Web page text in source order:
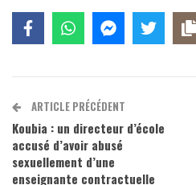
ARTICLE PRÉCÉDENT
Koubia : un directeur d’école
accusé d’avoir abusé
sexuellement d’une
enseignante contractuelle